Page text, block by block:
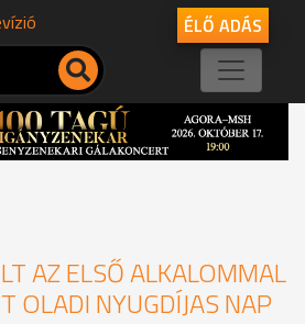
ÉLŐ ADÁS
AZ ELSŐ ALKALOMMAL
OLADI NYUGDÍJAS NAP